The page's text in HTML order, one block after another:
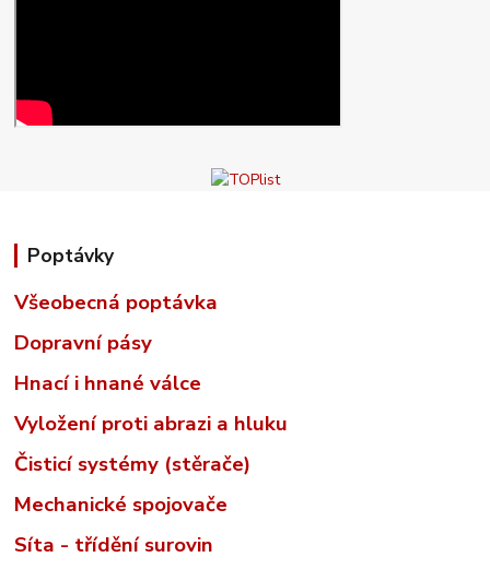
Poptávky
Všeobecná poptávka
Dopravní pásy
Hnací i hnané válce
Vyložení proti abrazi a hluku
Čisticí systémy (stěrače)
Mechanické spojovače
Síta - třídění surovin